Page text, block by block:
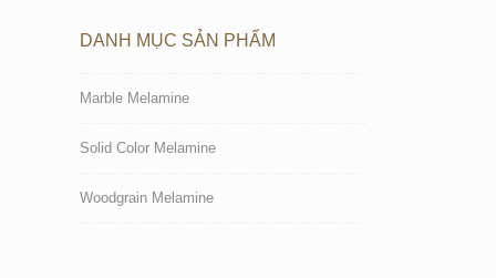
DANH MỤC SẢN PHẨM
Marble Melamine
Solid Color Melamine
Woodgrain Melamine